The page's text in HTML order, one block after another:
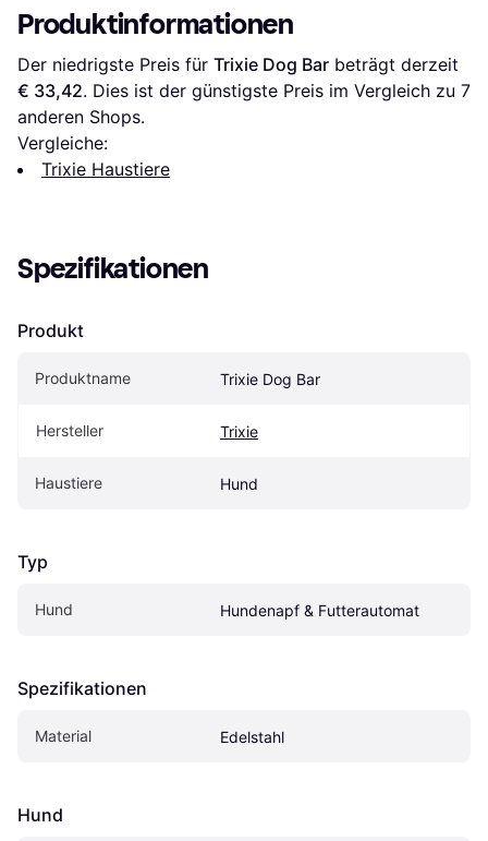
Produktinformationen
Der niedrigste Preis für Trixie Dog Bar
€ 33,42. Dies ist der günstigste Preis im Vergleich zu 7
anderen Shops.
Vergleiche:
Trixie Haustiere
Spezifikationen
Produkt
Produktname Trixie Dog Bar
Hersteller Trixie
Haustiere Hund
Typ
Hund Hundenapf & Futterautomat
Spezifikationen
Material Edelstahl
Hund